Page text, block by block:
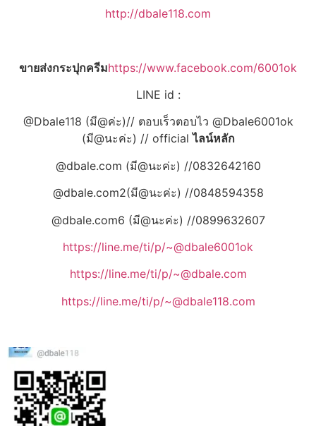
http://dbale118.com
ขายส่งกระปุกครีมhttps://www.facebook.com/6001ok
LINE id :
@Dbale118 (มี@ค่ะ)// ตอบเร็วตอบไว @Dbale6001ok
(มี@นะค่ะ) // officialไลน์หลัก
@dbale.com (มี@นะค่ะ) //0832642160
@dbale.com2(มี@นะค่ะ) //0848594358
@dbale.com6 (มี@นะค่ะ) //0899632607
https://line.me/ti/p/~@dbale6001ok
https://line.me/ti/p/~@dbale.com
https://line.me/ti/p/~@dbale118.com